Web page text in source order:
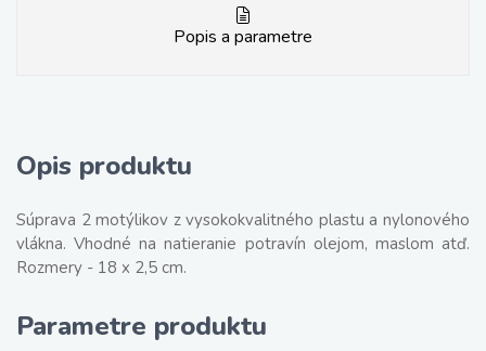
Popis a parametre
Opis produktu
Súprava 2 motýlikov z vysokokvalitného plastu a nylonového
vlákna. Vhodné na natieranie potravín olejom, maslom atď.
Rozmery - 18 x 2,5 cm.
Parametre produktu